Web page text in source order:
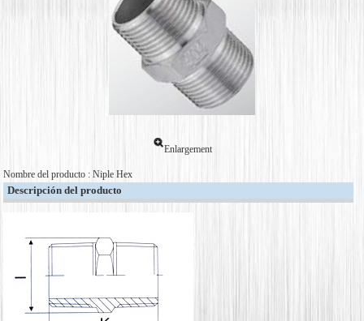
Enlargement
Nombre del producto : Niple Hex
Descripción del producto